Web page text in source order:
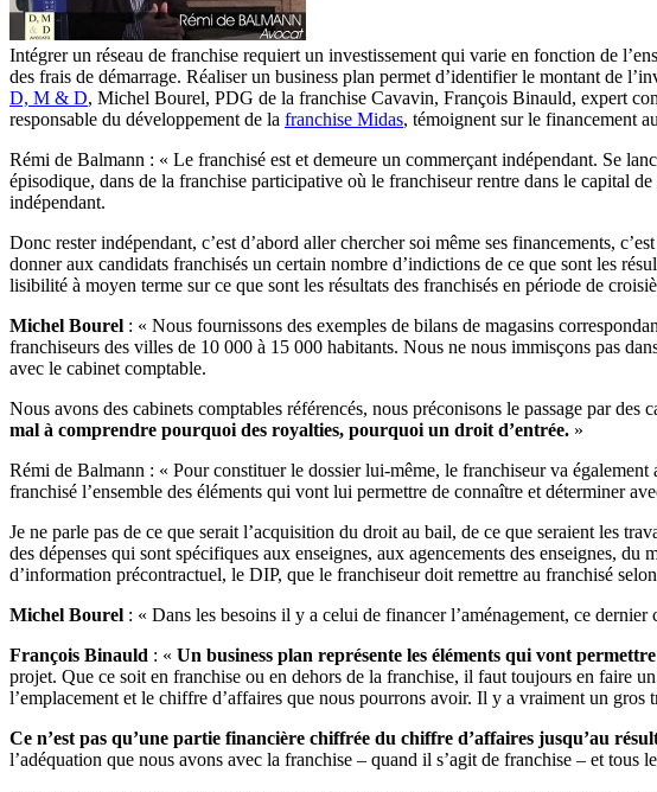
Intégrer un réseau de franchise requiert un investissement qui varie en fonction de
des frais de démarrage. Réaliser un business plan permet d’identifier le montant de
D, M & D, Michel Bourel, PDG de la franchise Cavavin, François Binauld, expert
responsable du développement de la franchise Midas, témoignent sur le financement
Rémi de Balmann : « Le franchisé est et demeure un commerçant indépendant. Se
épisodique, dans de la franchise participative où le franchiseur rentre dans le capital
indépendant.
Donc rester indépendant, c’est d’abord aller chercher soi même ses financements,
donner aux candidats franchisés un certain nombre d’indictions de ce que sont les
lisibilité à moyen terme sur ce que sont les résultats des franchisés en période de
Michel Bourel : « Nous fournissons des exemples de bilans de magasins
franchiseurs des villes de 10 000 à 15 000 habitants. Nous ne nous immisçons pas
avec le cabinet comptable.
Nous avons des cabinets comptables référencés, nous préconisons le passage par
mal à comprendre pourquoi des royalties, pourquoi un droit d’entrée. »
Rémi de Balmann : « Pour constituer le dossier lui-même, le franchiseur va
franchisé l’ensemble des éléments qui vont lui permettre de connaître et déterminer
Je ne parle pas de ce que serait l’acquisition du droit au bail, de ce que seraient les
des dépenses qui sont spécifiques aux enseignes, aux agencements des enseignes,
d’information précontractuel, le DIP, que le franchiseur doit remettre au franchisé
Michel Bourel : « Dans les besoins il y a celui de financer l’aménagement, ce
François Binauld : « Un business plan représente les éléments qui vont
projet. Que ce soit en franchise ou en dehors de la franchise, il faut toujours en faire
l’emplacement et le chiffre d’affaires que nous pourrons avoir. Il y a vraiment un gros
Ce n’est pas qu’une partie financière chiffrée du chiffre d’affaires jusqu’au
l’adéquation que nous avons avec la franchise – quand il s’agit de franchise – et